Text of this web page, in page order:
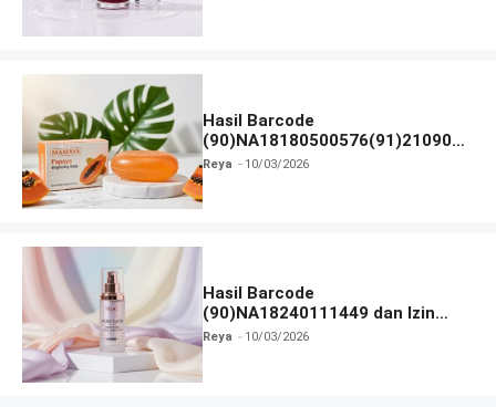
Hasil Barcode
(90)NA18180500576(91)210906
dan Izin BPOM
Reya 10/03/2026
Hasil Barcode
(90)NA18240111449 dan Izin
BPOM
Reya 10/03/2026